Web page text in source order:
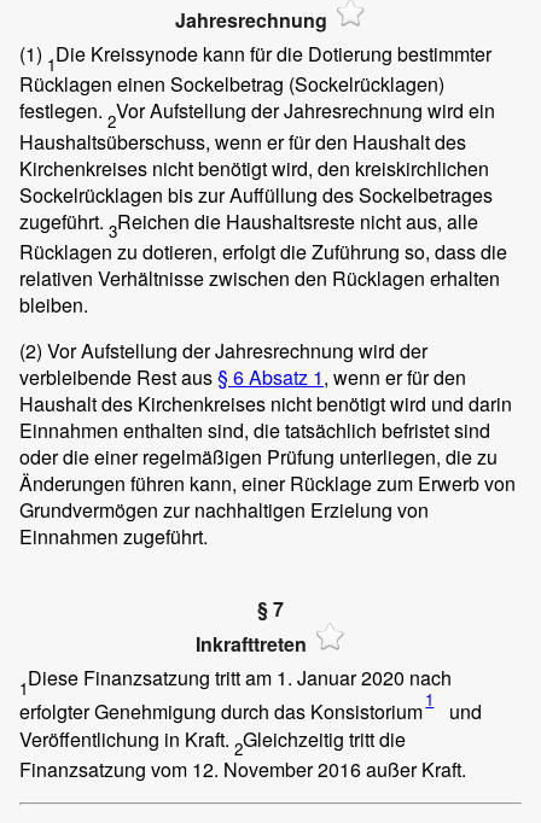
Jahresrechnung
(1) 1Die Kreissynode kann für die Dotierung bestimmter
Rücklagen einen Sockelbetrag (Sockelrücklagen)
festlegen. 2Vor Aufstellung der Jahresrechnung wird ein
Haushaltsüberschuss, wenn er für den Haushalt des
Kirchenkreises nicht benötigt wird, den kreiskirchlichen
Sockelrücklagen bis zur Auffüllung des Sockelbetrages
zugeführt. 3Reichen die Haushaltsreste nicht aus, alle
Rücklagen zu dotieren, erfolgt die Zuführung so, dass die
relativen Verhältnisse zwischen den Rücklagen erhalten
bleiben.
(2) Vor Aufstellung der Jahresrechnung wird der
verbleibende Rest aus§ 6 Absatz 1, wenn er für den
Haushalt des Kirchenkreises nicht benötigt wird und darin
Einnahmen enthalten sind, die tatsächlich befristet sind
oder die einer regelmäßigen Prüfung unterliegen, die zu
Änderungen führen kann, einer Rücklage zum Erwerb von
Grundvermögen zur nachhaltigen Erzielung von
Einnahmen zugeführt.
§ 7
Inkrafttreten
1Diese Finanzsatzung tritt am 1. Januar 2020 nach
erfolgter Genehmigung durch das Konsistorium1
und
Veröffentlichung in Kraft. 2Gleichzeitig tritt die
Finanzsatzung vom 12. November 2016 außer Kraft.